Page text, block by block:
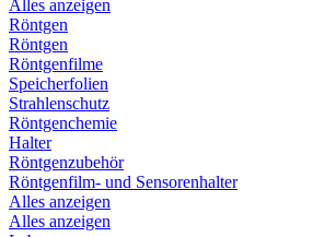
Alles anzeigen
Röntgen
Röntgen
Röntgenfilme
Speicherfolien
Strahlenschutz
Röntgenchemie
Halter
Röntgenzubehör
Röntgenfilm- und Sensorenhalter
Alles anzeigen
Alles anzeigen